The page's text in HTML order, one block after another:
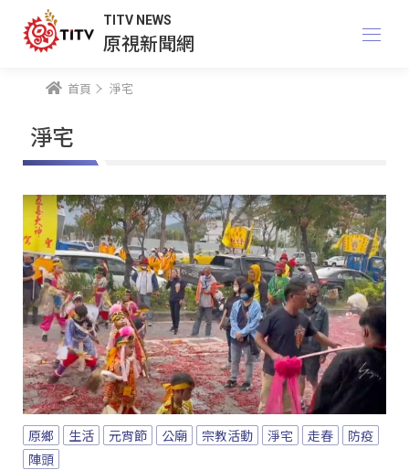
TITV NEWS
原視新聞網
首頁 淨宅
淨宅
原鄉 生活 元宵節 公廟 宗教活動 淨宅 走春
防疫
陣頭